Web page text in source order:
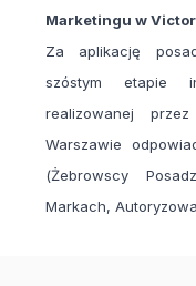
Marketingu w
Za aplikację
szóstym etapie
realizowanej
Warszawie
(Żebrowscy
Markach,